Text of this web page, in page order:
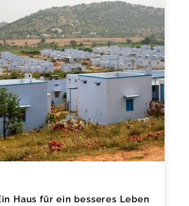
Haus für ein besseres Leben